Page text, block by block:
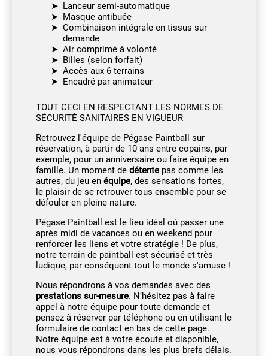
Lanceur semi-automatique
Masque antibuée
Combinaison intégrale en tissus sur
demande
Air comprimé à volonté
Billes (selon forfait)
Accès aux 6 terrains
Encadré par animateur
TOUT CECI EN RESPECTANT LES NORMES DE
SÉCURITÉ SANITAIRES EN VIGUEUR
Retrouvez l'équipe de Pégase Paintball sur
réservation, à partir de 10 ans entre copains, par
exemple, pour un anniversaire ou faire équipe en
famille. Un moment de détente pas comme les
autres, du jeu en équipe, des sensations fortes,
le plaisir de se retrouver tous ensemble pour se
défouler en pleine nature.
Pégase Paintball est le lieu idéal où passer une
après midi de vacances ou en weekend pour
renforcer les liens et votre stratégie ! De plus,
notre terrain de paintball est sécurisé et très
ludique, par conséquent tout le monde s'amuse !
Nous répondrons à vos demandes avec des
prestations sur-mesure. N’hésitez pas à faire
appel à notre équipe pour toute demande et
pensez à réserver par téléphone ou en utilisant le
formulaire de contact en bas de cette page.
Notre équipe est à votre écoute et disponible,
nous vous répondrons dans les plus brefs délais.